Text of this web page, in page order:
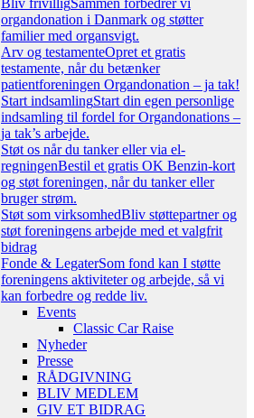
Bliv frivilligSammen forbedrer vi
organdonation i Danmark og støtter
familier med organsvigt.
Arv og testamenteOpret et gratis
testamente, når du betænker
patientforeningen Organdonation – ja tak!
Start indsamlingStart din egen personlige
indsamling til fordel for Organdonations –
ja tak’s arbejde.
Støt os når du tanker eller via el-
regningenBestil et gratis OK Benzin-kort
og støt foreningen, når du tanker eller
bruger strøm.
Støt som virksomhedBliv støttepartner og
støt foreningens arbejde med et valgfrit
bidrag
Fonde & LegaterSom fond kan I støtte
foreningens aktiviteter og arbejde, så vi
kan forbedre og redde liv.
Events
Classic Car Raise
Nyheder
Presse
RÅDGIVNING
BLIV MEDLEM
GIV ET BIDRAG